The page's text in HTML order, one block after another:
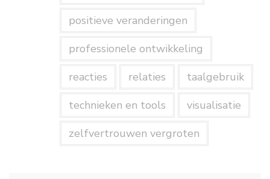
positieve veranderingen
professionele ontwikkeling
reacties
relaties
taalgebruik
technieken en tools
visualisatie
zelfvertrouwen vergroten